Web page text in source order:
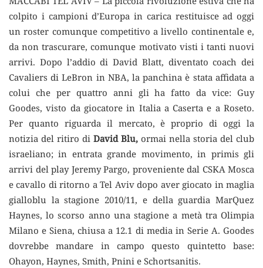
colpito i campioni d’Europa in carica restituisce ad oggi
un roster comunque competitivo a livello continentale e,
da non trascurare, comunque motivato visti i tanti nuovi
arrivi. Dopo l’addio di David Blatt, diventato coach dei
Cavaliers di LeBron in NBA, la panchina è stata affidata a
colui che per quattro anni gli ha fatto da vice: Guy
Goodes, visto da giocatore in Italia a Caserta e a Roseto.
Per quanto riguarda il mercato, è proprio di oggi la
notizia del ritiro di David Blu, ormai nella storia del club
israeliano; in entrata grande movimento, in primis gli
arrivi del play Jeremy Pargo, proveniente dal CSKA Mosca
e cavallo di ritorno a Tel Aviv dopo aver giocato in maglia
gialloblu la stagione 2010/11, e della guardia MarQuez
Haynes, lo scorso anno una stagione a metà tra Olimpia
Milano e Siena, chiusa a 12.1 di media in Serie A. Goodes
dovrebbe mandare in campo questo quintetto base:
Ohayon, Haynes, Smith, Pnini e Schortsanitis.